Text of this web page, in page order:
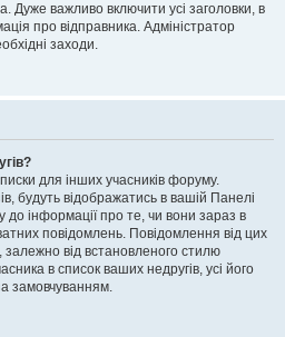
Дуже важливо включити усі заголовки, в
про відправника. Адміністратор
заходи.
для інших учасників форуму.
будуть відображатись в вашій Панелі
інформації про те, чи вони зараз в
повідомлень. Повідомлення від цих
залежно від встановленого стилю
в список ваших недругів, усі його
замовчуванням.